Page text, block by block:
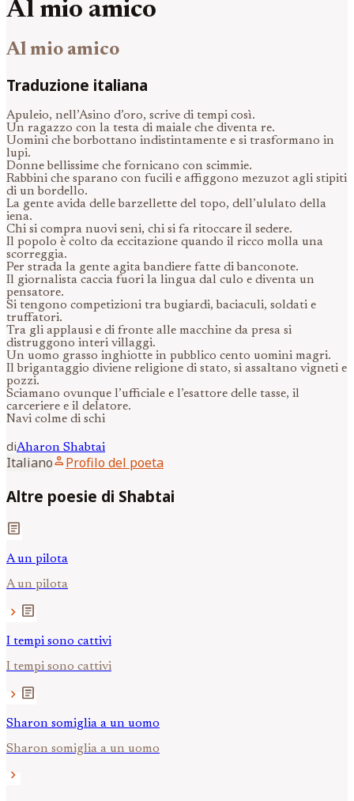
Al mio amico
Al mio amico
Traduzione italiana
Apuleio, nell’Asino d’oro, scrive di tempi così.
Un ragazzo con la testa di maiale che diventa re.
Uomini che borbottano indistintamente e si trasformano in
lupi.
Donne bellissime che fornicano con scimmie.
Rabbini che sparano con fucili e affiggono mezuzot agli stipiti
di un bordello.
La gente avida delle barzellette del topo, dell’ululato della
iena.
Chi si compra nuovi seni, chi si fa ritoccare il sedere.
Il popolo è colto da eccitazione quando il ricco molla una
scorreggia.
Per strada la gente agita bandiere fatte di banconote.
Il giornalista caccia fuori la lingua dal culo e diventa un
pensatore.
Si tengono competizioni tra bugiardi, baciaculi, soldati e
truffatori.
Tra gli applausi e di fronte alle macchine da presa si
distruggono interi villaggi.
Un uomo grasso inghiotte in pubblico cento uomini magri.
Il brigantaggio diviene religione di stato, si assaltano vigneti e
pozzi.
Sciamano ovunque l’ufficiale e l’esattore delle tasse, il
carceriere e il delatore.
Navi colme di schi
diAharon Shabtai
Italianoperson Profilo del poeta
Altre poesie di Shabtai
article
A un pilota
A un pilota
chevron_right article
I tempi sono cattivi
I tempi sono cattivi
chevron_right article
Sharon somiglia a un uomo
Sharon somiglia a un uomo
chevron_right